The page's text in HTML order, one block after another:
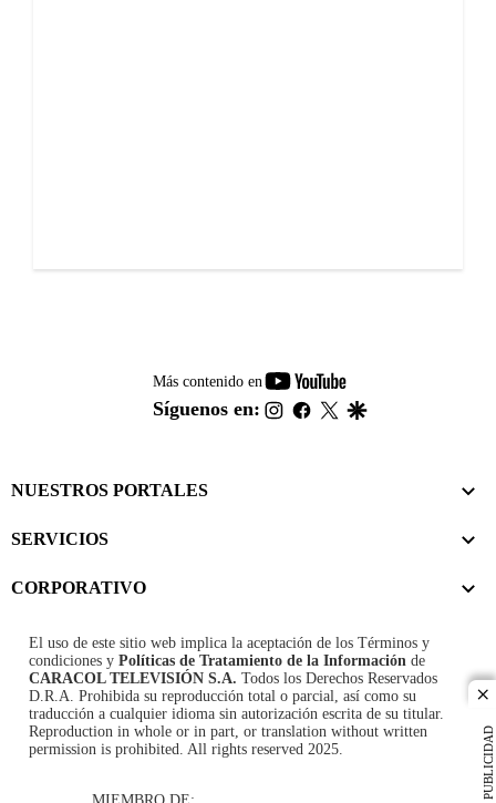
PUBLICIDAD
Más contenido en
youtube-
footer
Síguenos en: instagram
facebook
twitter
NUESTROS PORTALES
SERVICIOS
CORPORATIVO
El uso de este sitio web implica la aceptación de los Términos y
condiciones y Políticas de Tratamiento de la Información de
CARACOL TELEVISIÓN S.A. Todos los Derechos Reservados
D.R.A. Prohibida su reproducción total o parcial, así como su
traducción a cualquier idioma sin autorización escrita de su titular.
Reproduction in whole or in part, or translation without written
permission is prohibited. All rights reserved 2025.